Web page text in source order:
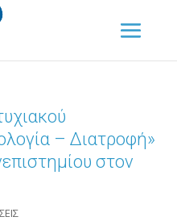
– Διατροφή»
στον